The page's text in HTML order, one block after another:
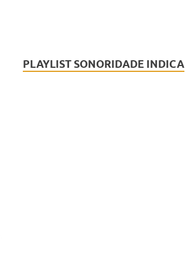
PLAYLIST SONORIDADE INDICA